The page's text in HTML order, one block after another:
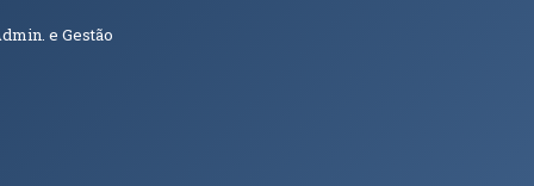
e Gestão